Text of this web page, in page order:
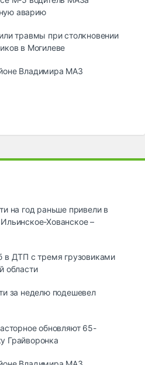
аварию
травмы при столкновении
в Могилеве
Владимира МАЗ
на год раньше привели в
Хованское –
в ДТП с тремя грузовиками
области
за неделю подешевел
обновляют 65-
Грайворонка